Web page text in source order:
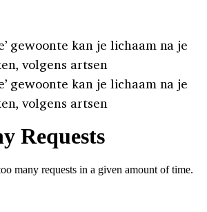
gewoonte kan je lichaam na je
volgens artsen
gewoonte kan je lichaam na je
volgens artsen